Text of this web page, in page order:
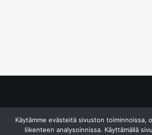
Käytämme evästeitä sivuston toiminnoissa,
liikenteen analysoinnissa. Käyttämällä